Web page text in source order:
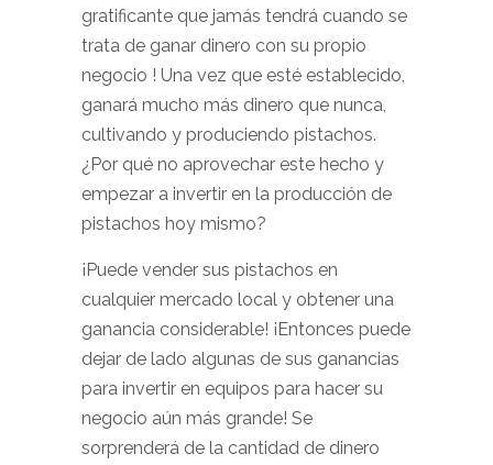
gratificante que jamás tendrá cuando se
trata de ganar dinero con su propio
negocio ! Una vez que esté establecido,
ganará mucho más dinero que nunca,
cultivando y produciendo pistachos.
¿Por qué no aprovechar este hecho y
empezar a invertir en la producción de
pistachos hoy mismo?
¡Puede vender sus pistachos en
cualquier mercado local y obtener una
ganancia considerable! ¡Entonces puede
dejar de lado algunas de sus ganancias
para invertir en equipos para hacer su
negocio aún más grande! Se
sorprenderá de la cantidad de dinero